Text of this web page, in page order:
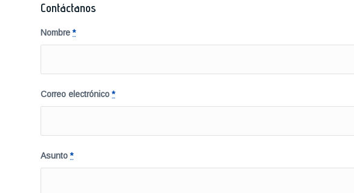
Contáctanos
Nombre*
Correo electrónico*
Asunto*